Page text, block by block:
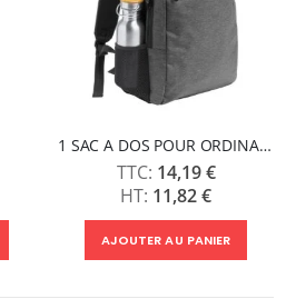
1 SAC A DOS POUR ORDINATEUR PORTABLE CHUCAO
14,19 €
11,82 €
AJOUTER AU PANIER